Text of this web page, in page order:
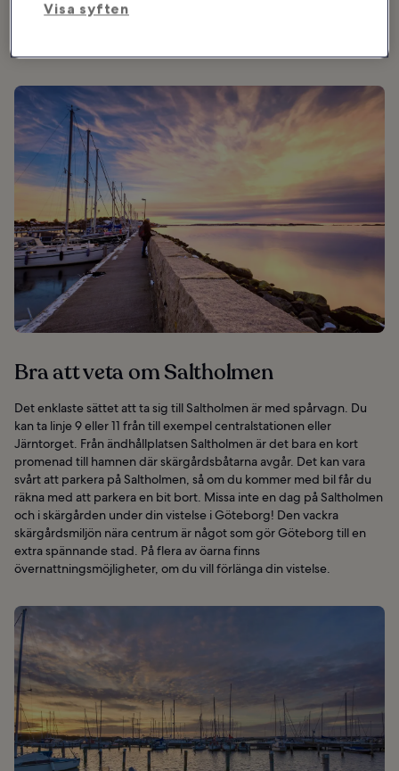
1976 drivs av en ideell förening. Här kan du bada året runt, men
Bra att veta om Saltholmen
Det enklaste sättet att ta sig till Saltholmen är med spårvagn. Du
kan ta linje 9 eller 11 från till exempel centralstationen eller
Järntorget. Från ändhållplatsen Saltholmen är det bara en kort
promenad till hamnen där skärgårdsbåtarna avgår. Det kan vara
svårt att parkera på Saltholmen, så om du kommer med bil får du
räkna med att parkera en bit bort. Missa inte en dag på Saltholmen
och i skärgården under din vistelse i Göteborg! Den vackra
skärgårdsmiljön nära centrum är något som gör Göteborg till en
extra spännande stad. På flera av öarna finns
övernattningsmöjligheter, om du vill förlänga din vistelse.
Visa syften